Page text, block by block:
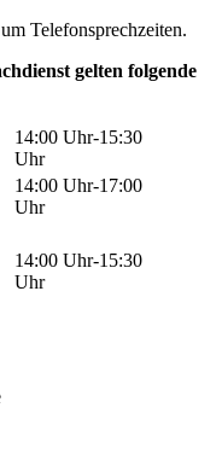
Telefonsprechzeiten.
gelten folgende
14:00 Uhr-15:30
Uhr
14:00 Uhr-17:00
Uhr
14:00 Uhr-15:30
Uhr